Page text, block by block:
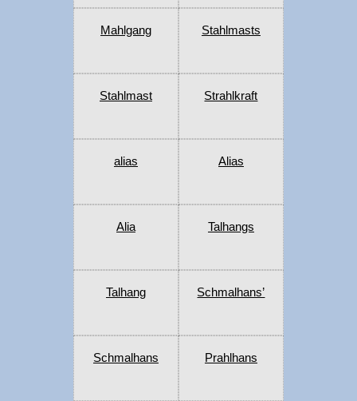
Mahlgang Stahlmasts
Stahlmast Strahlkraft
alias Alias
Alia Talhangs
Talhang Schmalhans’
Schmalhans Prahlhans